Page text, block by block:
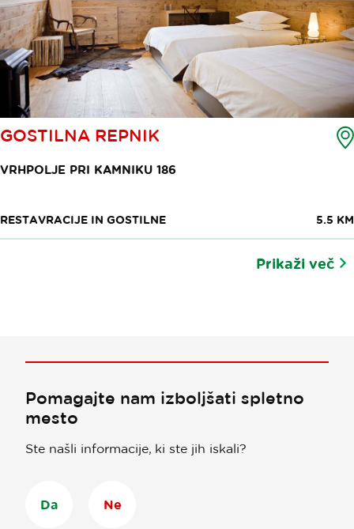
GOSTILNA REPNIK
VRHPOLJE PRI KAMNIKU 186
RESTAVRACIJE IN GOSTILNE 5.5 KM
Prikaži več
Pomagajte nam izboljšati spletno
mesto
Ste našli informacije, ki ste jih iskali?
Da Ne